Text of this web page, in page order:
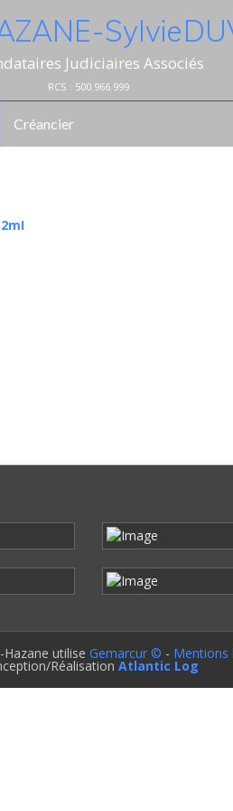
- Sylvie
Judiciaires Associés
RCS : 500.966.999
Créancier
Hazane utilise Gemarcur © - Mentions
Réalisation Atlantic Log